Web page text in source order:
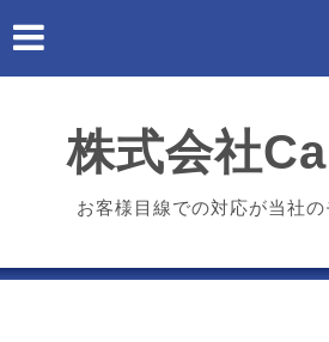
株式会社
お客様目線での対応が当社の